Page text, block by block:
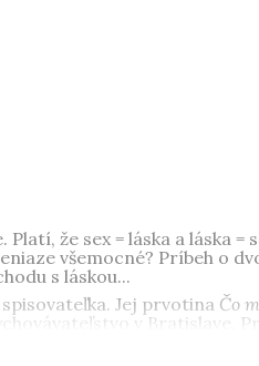
že sex = láska a láska
všemocné? Príbeh o
s láskou...
Jej prvotina Čo
v Bratislave.